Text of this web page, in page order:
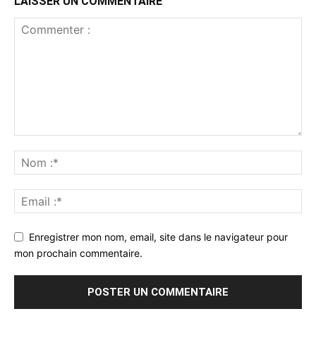
Enregistrer mon nom, email, site dans le navigateur pour
mon prochain commentaire.